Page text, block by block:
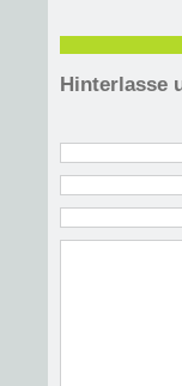
Hinterlasse